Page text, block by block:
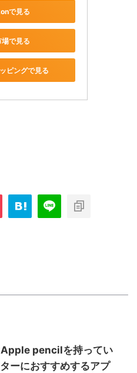
で見る
で見る
ピングで見る
pencilを持ってい
ーにおすすめするアプ